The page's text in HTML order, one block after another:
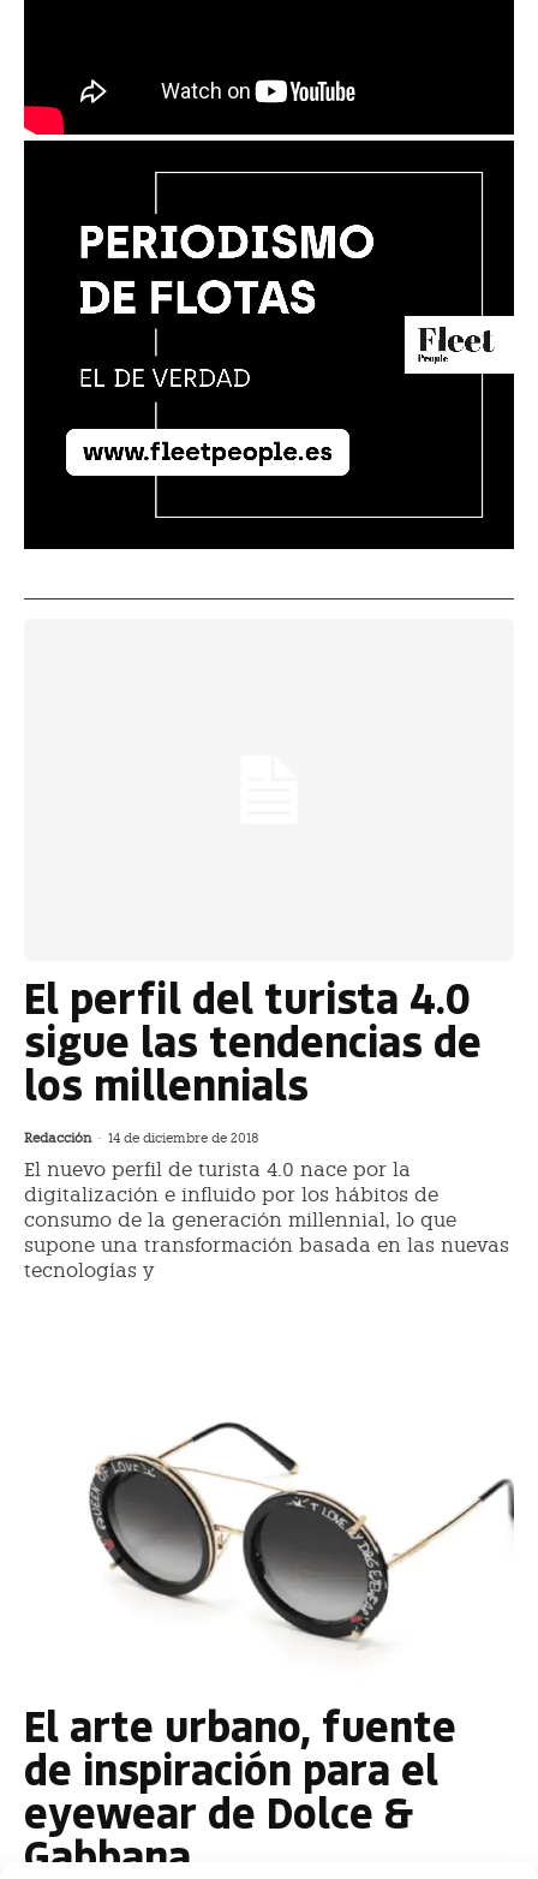
El perfil del turista 4.0
sigue las tendencias de
los millennials
Redacción - 14 de diciembre de 2018
El nuevo perfil de turista 4.0 nace por la
digitalización e influido por los hábitos de
consumo de la generación millennial, lo que
supone una transformación basada en las nuevas
tecnologías y
El arte urbano, fuente
de inspiración para el
eyewear de Dolce &
Gabbana